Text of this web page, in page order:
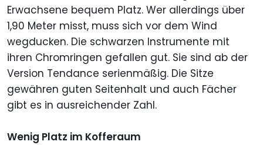
Erwachsene bequem Platz. Wer allerdings über
1,90 Meter misst, muss sich vor dem Wind
wegducken. Die schwarzen Instrumente mit
ihren Chromringen gefallen gut. Sie sind ab der
Version Tendance serienmäßig. Die Sitze
gewähren guten Seitenhalt und auch Fächer
gibt es in ausreichender Zahl.
Wenig Platz im Kofferaum